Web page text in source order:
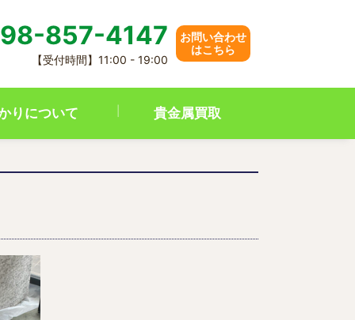
857-4147
【受付時間】11:00 - 19:00
お問い合わせ
はこちら
りについて 貴金属買取